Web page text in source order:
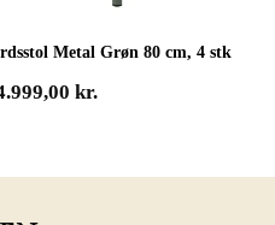
Metal Grøn 80 cm, 4 stk
kr.Den